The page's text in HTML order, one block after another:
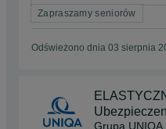
Zapraszamy seniorów
Odświeżono dnia 03 sierpnia
Grupa UNIQA